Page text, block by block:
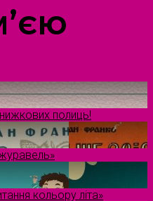
полиць!
кольору літа»